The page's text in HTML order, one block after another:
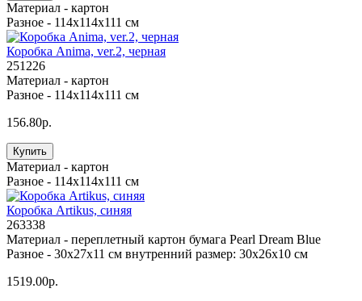
Материал - картон
Разное - 114х114х111 см
Коробка Anima, ver.2, черная
251226
Материал - картон
Разное - 114х114х111 см
156.80р.
Купить
Материал - картон
Разное - 114х114х111 см
Коробка Artikus, синяя
263338
Материал - переплетный картон бумага Pearl Dream Blue
Разное - 30х27х11 см внутренний размер: 30x26x10 см
1519.00р.